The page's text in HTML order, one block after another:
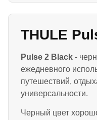
THULE
Pulse 2 Black -
ежедневного
путешествий,
универсальности.
Черный цвет